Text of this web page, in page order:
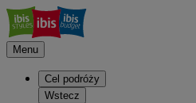
Menu
Cel podróży
Wstecz